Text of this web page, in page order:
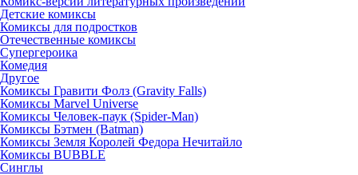
Детские комиксы
Комиксы для подростков
Отечественные комиксы
Супергероика
Комедия
Другое
Комиксы Гравити Фолз (Gravity Falls)
Комиксы Marvel Universe
Комиксы Человек-паук (Spider-Man)
Комиксы Бэтмен (Batman)
Комиксы Земля Королей Федора Нечитайло
Комиксы BUBBLE
Синглы